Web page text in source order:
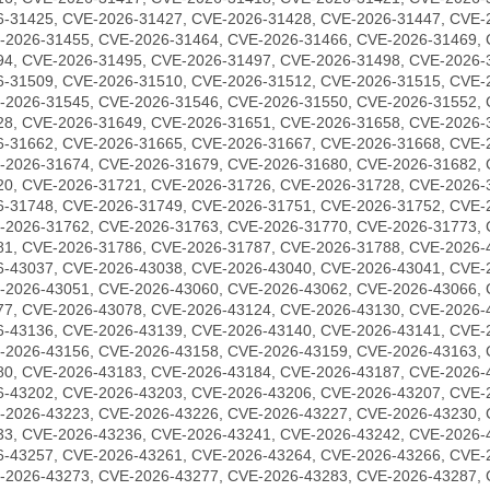
31425, CVE-2026-31427, CVE-2026-31428, CVE-2026-31447,
31455, CVE-2026-31464, CVE-2026-31466, CVE-2026-31469,
CVE-2026-31495, CVE-2026-31497, CVE-2026-31498, CVE-
31509, CVE-2026-31510, CVE-2026-31512, CVE-2026-31515,
31545, CVE-2026-31546, CVE-2026-31550, CVE-2026-31552,
CVE-2026-31649, CVE-2026-31651, CVE-2026-31658, CVE-
31662, CVE-2026-31665, CVE-2026-31667, CVE-2026-31668,
31674, CVE-2026-31679, CVE-2026-31680, CVE-2026-31682,
CVE-2026-31721, CVE-2026-31726, CVE-2026-31728, CVE-
31748, CVE-2026-31749, CVE-2026-31751, CVE-2026-31752,
31762, CVE-2026-31763, CVE-2026-31770, CVE-2026-31773,
CVE-2026-31786, CVE-2026-31787, CVE-2026-31788, CVE-
43037, CVE-2026-43038, CVE-2026-43040, CVE-2026-43041,
43051, CVE-2026-43060, CVE-2026-43062, CVE-2026-43066,
CVE-2026-43078, CVE-2026-43124, CVE-2026-43130, CVE-
43136, CVE-2026-43139, CVE-2026-43140, CVE-2026-43141,
43156, CVE-2026-43158, CVE-2026-43159, CVE-2026-43163,
CVE-2026-43183, CVE-2026-43184, CVE-2026-43187, CVE-
43202, CVE-2026-43203, CVE-2026-43206, CVE-2026-43207,
43223, CVE-2026-43226, CVE-2026-43227, CVE-2026-43230,
CVE-2026-43236, CVE-2026-43241, CVE-2026-43242, CVE-
43257, CVE-2026-43261, CVE-2026-43264, CVE-2026-43266,
43273, CVE-2026-43277, CVE-2026-43283, CVE-2026-43287,